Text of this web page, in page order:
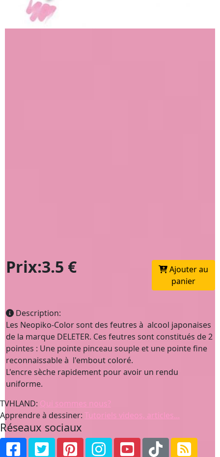
Prix:3.5 €
Ajouter au
panier
Description:
Les Neopiko-Color sont des feutres à alcool japonaises
de la marque DELETER. Ces feutres sont constitués de 2
pointes : Une pointe pinceau souple et une pointe fine
reconnaissable à l'embout coloré.
L'encre sèche rapidement pour avoir un rendu
uniforme.
TVHLAND: Qui sommes nous?
Apprendre à dessiner: Tutoriels videos, articles...
Réseaux sociaux